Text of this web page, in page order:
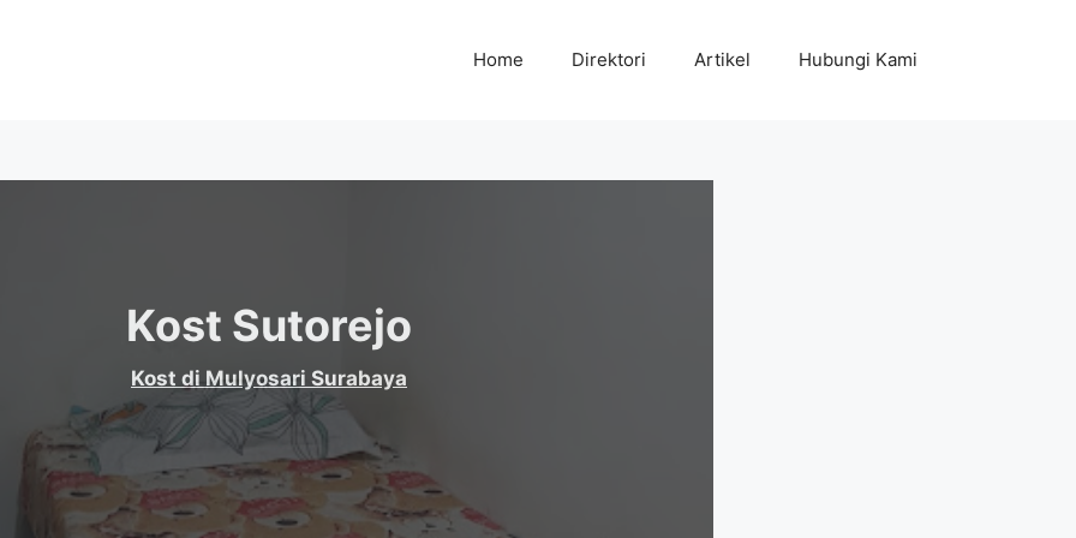
Home Direktori Artikel Hubungi Kami
Kost Sutorejo
Kost di Mulyosari Surabaya